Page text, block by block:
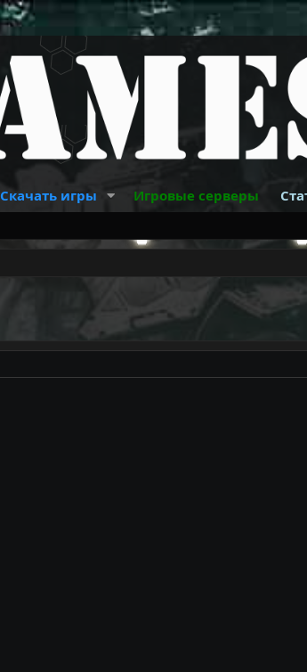
Скачать игры Игровые серверы